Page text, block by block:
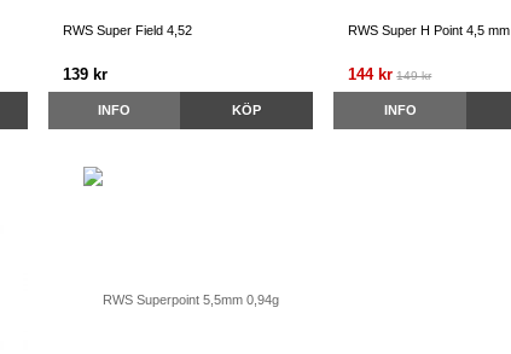
RWS Super Field 4,52
139 kr
INFO KÖP
RWS Super H Point 4,5 mm
144 kr 149 kr
INFO